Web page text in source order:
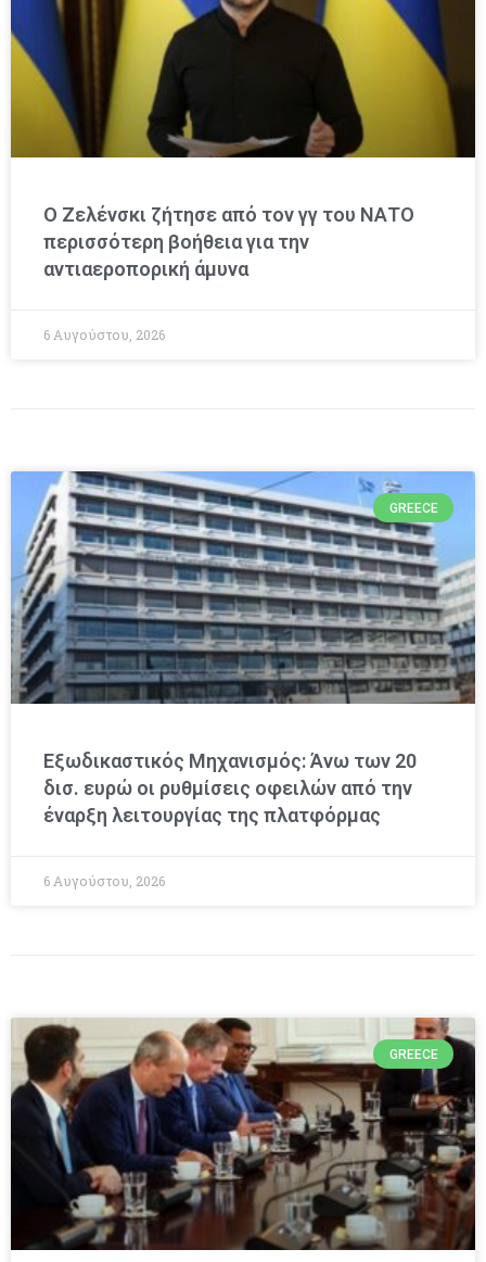
Ο Ζελένσκι ζήτησε από τον γγ του ΝΑΤΟ
περισσότερη βοήθεια για την
αντιαεροπορική άμυνα
6 Αυγούστου, 2026
GREECE
Εξωδικαστικός Μηχανισμός: Άνω των 20
δισ. ευρώ οι ρυθμίσεις οφειλών από την
έναρξη λειτουργίας της πλατφόρμας
6 Αυγούστου, 2026
GREECE